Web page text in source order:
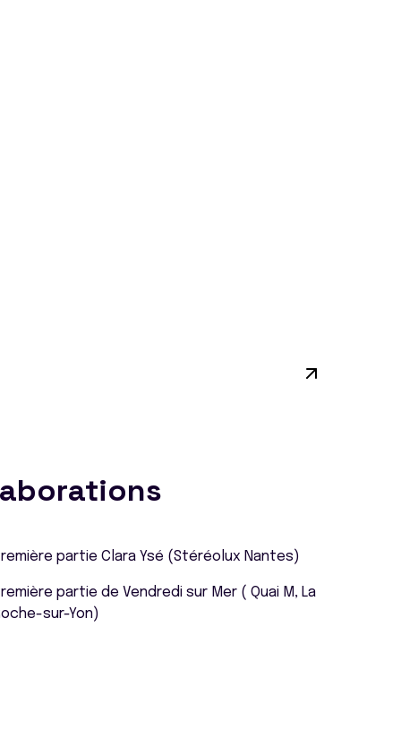
partie Clara Ysé (Stéréolux Nantes)
partie de Vendredi sur Mer ( Quai M, La
sur-Yon)